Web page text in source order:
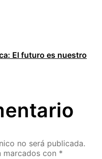
El futuro es nuestro
no será publicada.
marcados con *